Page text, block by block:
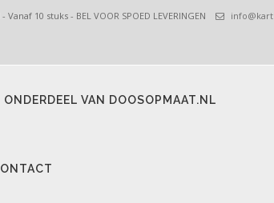
10 stuks - BEL VOOR SPOED LEVERINGEN
ONDERDEEL VAN DOOSOPMAAT.NL